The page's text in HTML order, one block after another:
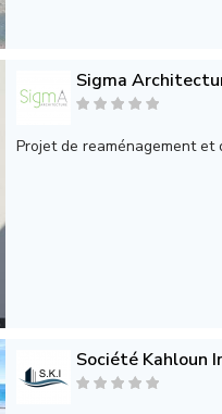
Sigma
Projet de reaménagement
Société Kahloun